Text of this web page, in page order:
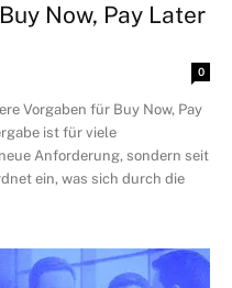
Now, Pay Later
0
Vorgaben für Buy Now, Pay
ist für viele
Anforderung, sondern seit
ein, was sich durch die